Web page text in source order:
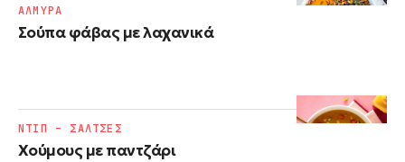
Σούπα φάβας με λαχανικά
ΑΛΜΥΡΑ
Χούμους με παντζάρι
ΝΤΙΠ – ΣΑΛΤΣΕΣ